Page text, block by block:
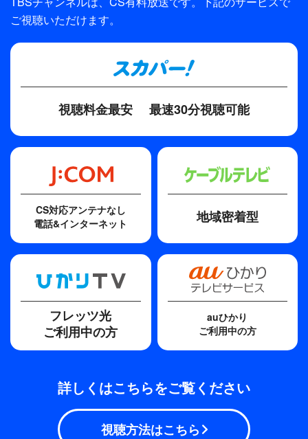
プロデューサー
矢島公紀
ご視聴いただけます。
視聴料金最安 最速30分視聴可能
CS対応アンテナなし
電話&インターネット
地域密着型
フレッツ光
ご利用中の方
auひかり
ご利用中の方
詳しくはこちらをご覧ください
視聴方法はこちら